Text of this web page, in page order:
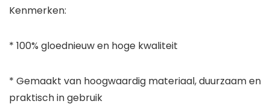
Kenmerken:
* 100% gloednieuw en hoge kwaliteit
* Gemaakt van hoogwaardig materiaal, duurzaam en
praktisch in gebruik